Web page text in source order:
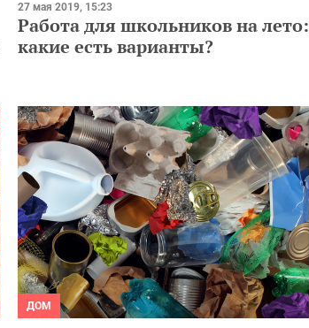
27 мая 2019, 15:23
Работа для школьников на лето:
какие есть варианты?
ДОМ